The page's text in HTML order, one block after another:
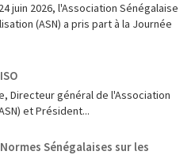
juin 2026, l'Association Sénégalaise
(ASN) a pris part à la Journée
Directeur général de l'Association
et Président...
Sénégalaises sur les